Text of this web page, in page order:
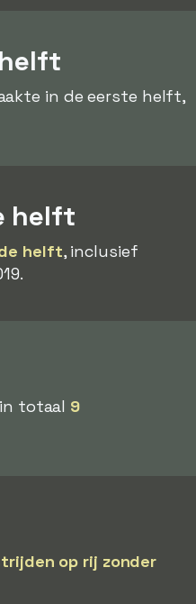
in de eerste helft,
helft
helft, inclusief
totaal 9
op rij zonder